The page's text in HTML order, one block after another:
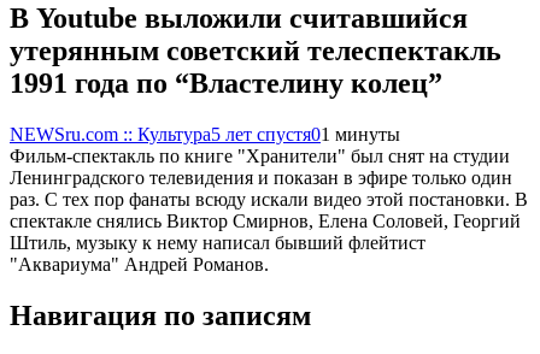
В Youtube выложили считавшийся
утерянным советский телеспектакль
1991 года по “Властелину колец”
NEWSru.com :: Культура5 лет спустя01 минуты
Фильм-спектакль по книге "Хранители" был снят на студии
Ленинградского телевидения и показан в эфире только один
раз. С тех пор фанаты всюду искали видео этой постановки. В
спектакле снялись Виктор Смирнов, Елена Соловей, Георгий
Штиль, музыку к нему написал бывший флейтист
"Аквариума" Андрей Романов.
Навигация по записям